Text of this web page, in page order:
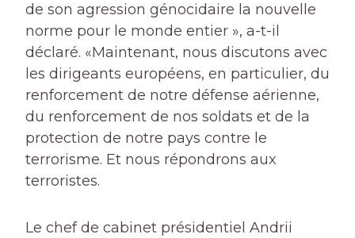
de son agression génocidaire la nouvelle
norme pour le monde entier », a-t-il
déclaré. «Maintenant, nous discutons avec
les dirigeants européens, en particulier, du
renforcement de notre défense aérienne,
du renforcement de nos soldats et de la
protection de notre pays contre le
terrorisme. Et nous répondrons aux
terroristes.
Le chef de cabinet présidentiel Andrii